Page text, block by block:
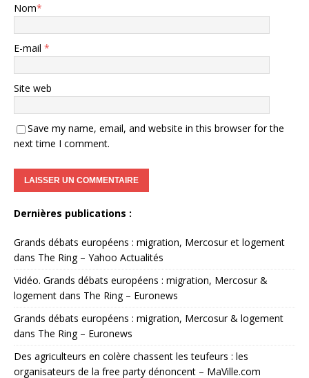
Nom*
E-mail *
Site web
Save my name, email, and website in this browser for the
next time I comment.
Dernières publications :
Grands débats européens : migration, Mercosur et logement
dans The Ring – Yahoo Actualités
Vidéo. Grands débats européens : migration, Mercosur &
logement dans The Ring – Euronews
Grands débats européens : migration, Mercosur & logement
dans The Ring – Euronews
Des agriculteurs en colère chassent les teufeurs : les
organisateurs de la free party dénoncent – MaVille.com